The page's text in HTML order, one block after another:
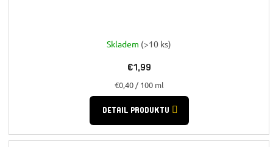
Skladem (>10 ks)
€1,99
Jednotková
cena:
€0,40 / 100 ml
DETAIL PRODUKTU